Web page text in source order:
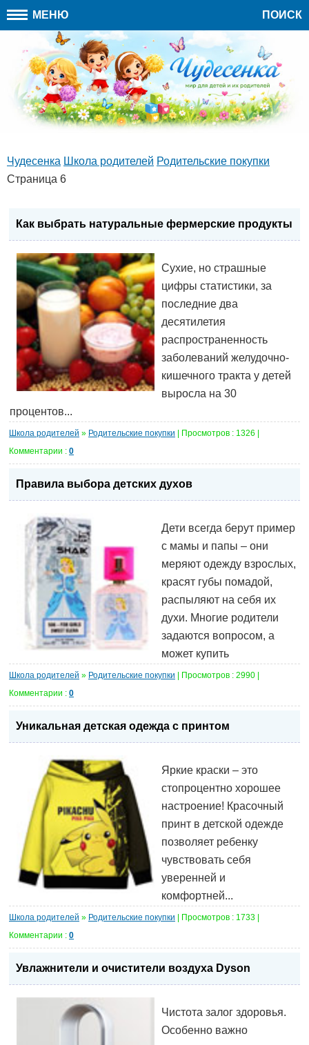
МЕНЮ ПОИСК
Чудесенка Школа родителей Родительские покупки
Страница 6
Как выбрать натуральные фермерские продукты
Сухие, но страшные
цифры статистики, за
последние два
десятилетия
распространенность
заболеваний желудочно-
кишечного тракта у детей
выросла на 30
процентов...
Школа родителей » Родительские покупки | Просмотров : 1326 |
Комментарии : 0
Правила выбора детских духов
Дети всегда берут пример
с мамы и папы – они
меряют одежду взрослых,
красят губы помадой,
распыляют на себя их
духи. Многие родители
задаются вопросом, а
может купить
Школа родителей » Родительские покупки | Просмотров : 2990 |
Комментарии : 0
Уникальная детская одежда с принтом
Яркие краски – это
стопроцентно хорошее
настроение! Красочный
принт в детской одежде
позволяет ребенку
чувствовать себя
уверенней и
комфортней...
Школа родителей » Родительские покупки | Просмотров : 1733 |
Комментарии : 0
Увлажнители и очистители воздуха Dyson
Чистота залог здоровья.
Особенно важно